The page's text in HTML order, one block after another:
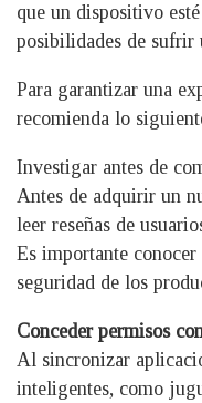
que un dispositivo
posibilidades de sufrir
Para garantizar una
recomienda lo
Investigar antes de
Antes de adquirir un
leer reseñas de
Es importante
seguridad de los
Conceder permisos
Al sincronizar
inteligentes, como